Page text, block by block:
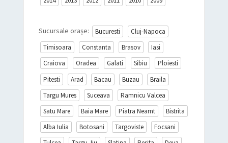
Sucursale orașe: Bucuresti
Cluj-Napoca
Timisoara
Constanta Brasov
Iasi
Craiova
Oradea Galati Sibiu
Ploiesti
Pitesti
Arad Bacau Buzau
Braila
Targu Mures
Suceava
Ramnicu Valcea
Satu Mare
Baia Mare Piatra Neamt
Bistrita
Alba Iulia
Botosani Targoviste
Focsani